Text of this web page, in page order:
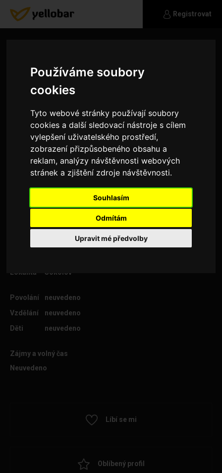
Používáme soubory
cookies
Tyto webové stránky používají soubory
cookies a další sledovací nástroje s cílem
vylepšení uživatelského prostředí,
zobrazení přizpůsobeného obsahu a
reklam, analýzy návštěvnosti webových
stránek a zjištění zdroje návštěvnosti.
Souhlasím
Odmítám
Upravit mé předvolby
Registrovat
Borys
Hedam muze
Lokalita
Sokolov
Povolání
neuvedeno
Vzdělání
neuvedeno
Děti
neuvedeno
Zájmy a volný čas
Neuvedeno
Líbí se mi
Oblíbený profil